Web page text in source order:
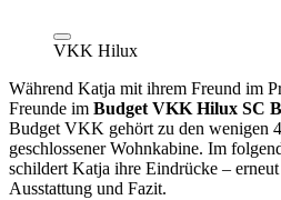
VKK Hilux
Während Katja mit ihrem Freund im
Freunde im Budget VKK Hilux SC
Budget VKK gehört zu den wenigen
geschlossener Wohnkabine. Im
schildert Katja ihre Eindrücke –
Ausstattung und Fazit.